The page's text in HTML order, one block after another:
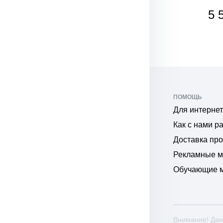
5
ПОМОЩЬ
Для
Как с нами
Доставка
Рекламные
Обучающие
Внимание!